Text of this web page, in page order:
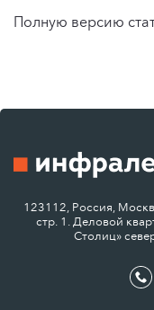
Полную версию
123112, Россия,
стр. 1. Деловой
Столиц»